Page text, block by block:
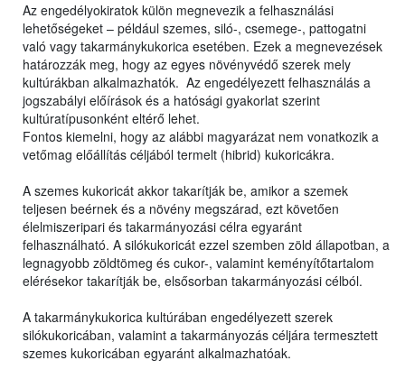
Az engedélyokiratok külön megnevezik a felhasználási
lehetőségeket – például szemes, siló-, csemege-, pattogatni
való vagy takarmánykukorica esetében. Ezek a megnevezések
határozzák meg, hogy az egyes növényvédő szerek mely
kultúrákban alkalmazhatók. Az engedélyezett felhasználás a
jogszabályi előírások és a hatósági gyakorlat szerint
kultúratípusonként eltérő lehet.
Fontos kiemelni, hogy az alábbi magyarázat nem vonatkozik a
vetőmag előállítás céljából termelt (hibrid) kukoricákra.
A szemes kukoricát akkor takarítják be, amikor a szemek
teljesen beérnek és a növény megszárad, ezt követően
élelmiszeripari és takarmányozási célra egyaránt
felhasználható. A silókukoricát ezzel szemben zöld állapotban, a
legnagyobb zöldtömeg és cukor-, valamint keményítőtartalom
elérésekor takarítják be, elsősorban takarmányozási célból.
A takarmánykukorica kultúrában engedélyezett szerek
silókukoricában, valamint a takarmányozás céljára termesztett
szemes kukoricában egyaránt alkalmazhatóak.